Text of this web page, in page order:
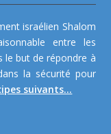
israélien Shalom
entre les
le but de répondre à
la sécurité pour
suivants...